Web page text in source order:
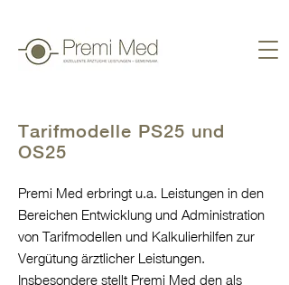
Tarifmodelle PS25 und
OS25
Premi Med erbringt u.a. Leistungen in den
Bereichen Entwicklung und Administration
von Tarifmodellen und Kalkulierhilfen zur
Vergütung ärztlicher Leistungen.
Insbesondere stellt Premi Med den als